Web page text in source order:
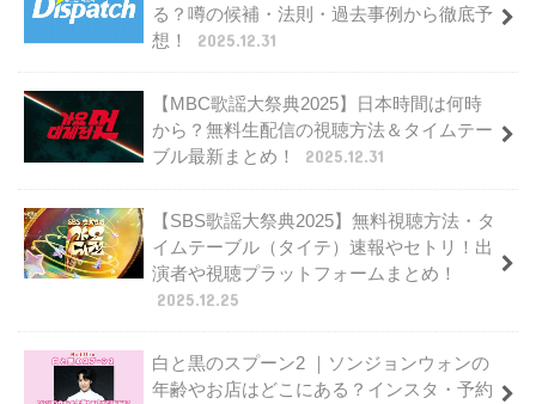
る？噂の候補・法則・過去事例から徹底予
想！
2025.12.31
【MBC歌謡大祭典2025】日本時間は何時
から？無料生配信の視聴方法＆タイムテー
ブル最新まとめ！
2025.12.31
【SBS歌謡大祭典2025】無料視聴方法・タ
イムテーブル（タイテ）速報やセトリ！出
演者や視聴プラットフォームまとめ！
2025.12.25
白と黒のスプーン2 ｜ソンジョンウォンの
年齢やお店はどこにある？インスタ・予約